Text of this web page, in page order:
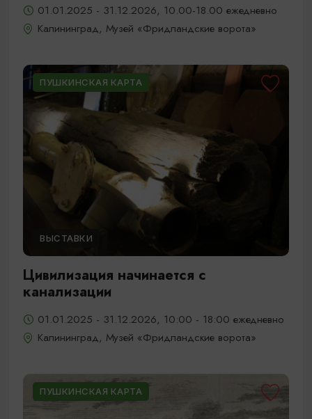
01.01.2025 - 31.12.2026, 10.00-18.00 ежедневно
Калининград, Музей «Фридландские ворота»
ПУШКИНСКАЯ КАРТА
ВЫСТАВКИ
Цивилизация начинается с
канализации
01.01.2025 - 31.12.2026, 10:00 - 18:00 ежедневно
Калининград, Музей «Фридландские ворота»
ПУШКИНСКАЯ КАРТА